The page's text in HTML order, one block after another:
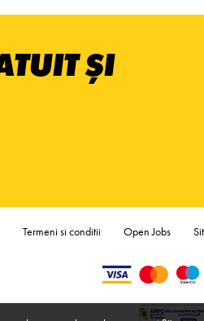
ȘI
Termeni si conditii Open Jobs